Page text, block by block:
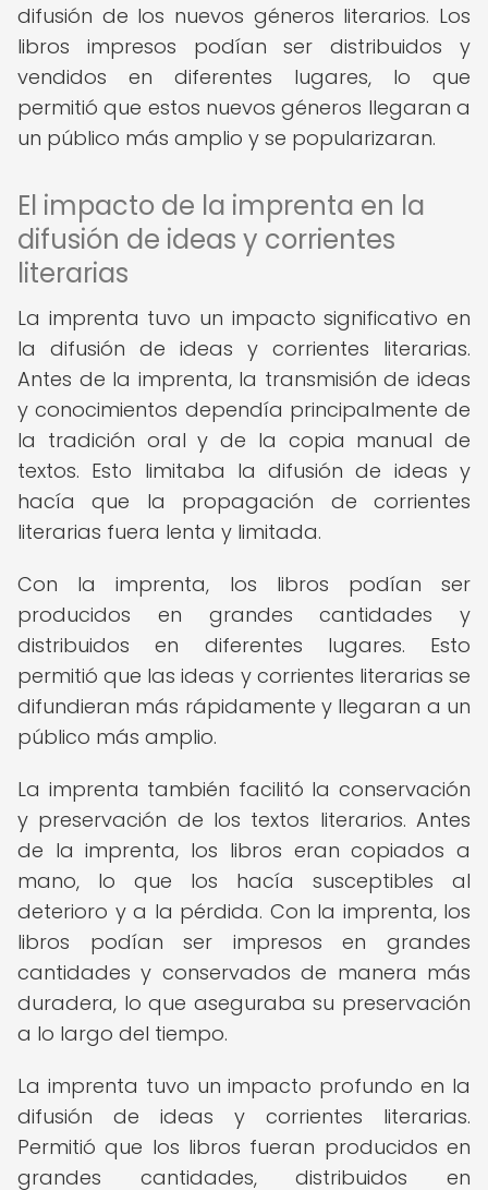
difusión de los nuevos géneros literarios. Los
libros impresos podían ser distribuidos y
vendidos en diferentes lugares, lo que
permitió que estos nuevos géneros llegaran a
un público más amplio y se popularizaran.
El impacto de la imprenta en la
difusión de ideas y corrientes
literarias
La imprenta tuvo un impacto significativo en
la difusión de ideas y corrientes literarias.
Antes de la imprenta, la transmisión de ideas
y conocimientos dependía principalmente de
la tradición oral y de la copia manual de
textos. Esto limitaba la difusión de ideas y
hacía que la propagación de corrientes
literarias fuera lenta y limitada.
Con la imprenta, los libros podían ser
producidos en grandes cantidades y
distribuidos en diferentes lugares. Esto
permitió que las ideas y corrientes literarias se
difundieran más rápidamente y llegaran a un
público más amplio.
La imprenta también facilitó la conservación
y preservación de los textos literarios. Antes
de la imprenta, los libros eran copiados a
mano, lo que los hacía susceptibles al
deterioro y a la pérdida. Con la imprenta, los
libros podían ser impresos en grandes
cantidades y conservados de manera más
duradera, lo que aseguraba su preservación
a lo largo del tiempo.
La imprenta tuvo un impacto profundo en la
difusión de ideas y corrientes literarias.
Permitió que los libros fueran producidos en
grandes cantidades, distribuidos en